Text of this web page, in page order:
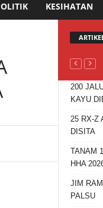
KESIHATAN
200
KAYU
25 RX-Z
DISITA
TANAM
HHA
JIM
PALSU